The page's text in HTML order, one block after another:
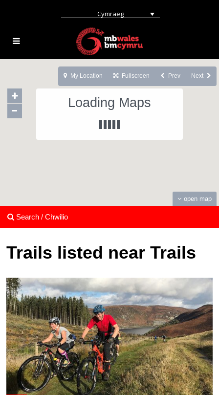
Cymraeg
Loading Maps
open map
My Location Fullscreen Prev Next
Search / Chwilio
Trails listed near Trails